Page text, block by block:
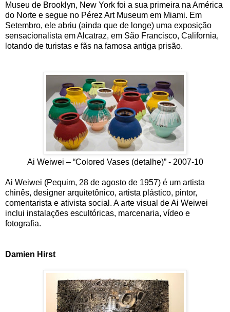
Museu de Brooklyn, New York foi a sua primeira na América
do Norte e segue no Pérez Art Museum em Miami. Em
Setembro, ele abriu (ainda que de longe) uma exposição
sensacionalista em Alcatraz, em São Francisco, California,
lotando de turistas e fãs na famosa antiga prisão.
Ai Weiwei – “Colored Vases (detalhe)” - 2007-10
Ai Weiwei (Pequim, 28 de agosto de 1957) é um artista
chinês, designer arquitetônico, artista plástico, pintor,
comentarista e ativista social. A arte visual de Ai Weiwei
inclui instalações escultóricas, marcenaria, vídeo e
fotografia.
Damien Hirst